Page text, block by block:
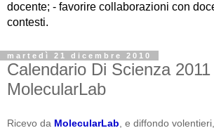
docente; - favorire collaborazioni con
contesti.
martedì 21 dicembre 2010
Calendario Di Scienza
MolecularLab
Ricevo da MolecularLab e diffondo